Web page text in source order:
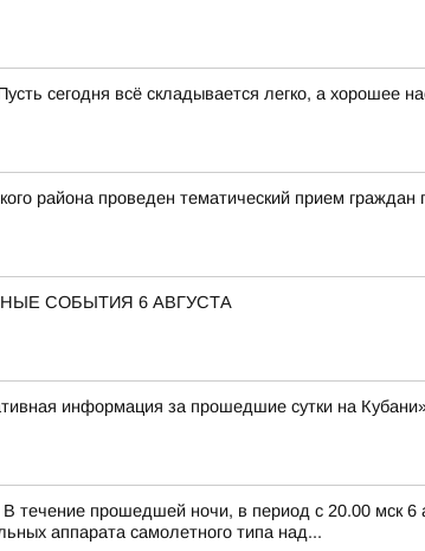
сегодня всё складывается легко, а хорошее
района проведен тематический прием
СОБЫТИЯ 6 АВГУСТА
информация за прошедшие сутки на
течение прошедшей ночи, в период с 20.00 мск 6
аппарата самолетного типа над...